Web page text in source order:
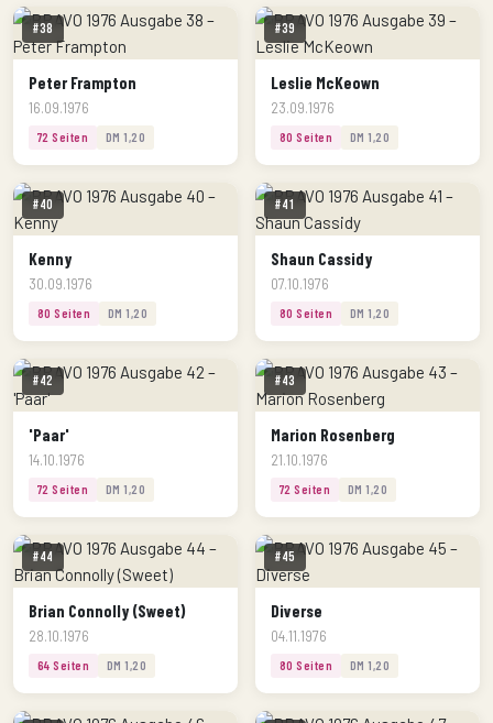
#38
Peter Frampton
16.09.1976
72 Seiten DM 1,20
#39
Leslie McKeown
23.09.1976
80 Seiten DM 1,20
#40
Kenny
30.09.1976
80 Seiten DM 1,20
#41
Shaun Cassidy
07.10.1976
80 Seiten DM 1,20
#42
'Paar'
14.10.1976
72 Seiten DM 1,20
#43
Marion Rosenberg
21.10.1976
72 Seiten DM 1,20
#44
Brian Connolly (Sweet)
28.10.1976
64 Seiten DM 1,20
#45
Diverse
04.11.1976
80 Seiten DM 1,20